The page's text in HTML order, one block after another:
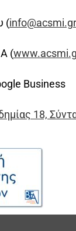
(info@acsmi.gr
(
Business
18,